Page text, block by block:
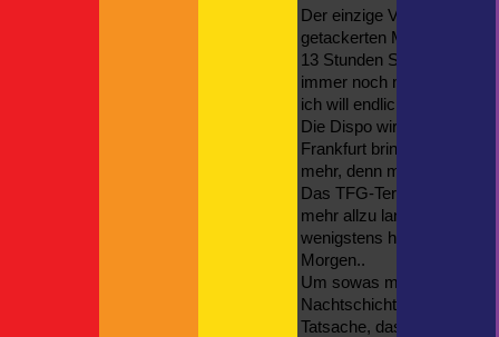
Der einzige Vorteil war,
getackerten Mond
13 Stunden Schichtzeit
immer noch nicht an der
ich will endlich ins Bett!
Die Dispo wird sich auch
Frankfurt bringen und dort
mehr, denn mit 20
Das TFG-Terminal hat bis
mehr allzu lange dauert,
wenigstens heute Abend
Morgen..
Um sowas mache ich mir
Nachtschicht nicht
Tatsache, dass die